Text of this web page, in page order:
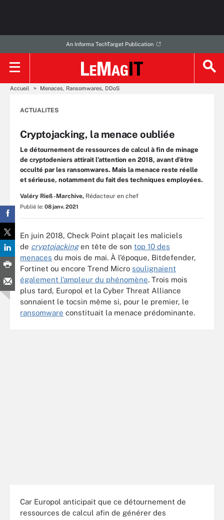
An Informa TechTarget Publication
Accueil Menaces, Ransomwares, DDoS
ACTUALITES
Cryptojacking, la menace oubliée
Le détournement de ressources de calcul à fin de minage
de cryptodeniers attirait l’attention en 2018, avant d’être
occulté par les ransomwares. Mais la menace reste réelle
et sérieuse, notamment du fait des techniques employées.
Valéry Rieß-Marchive, Rédacteur en chef
Publié le: 08 janv. 2021
En juin 2018, Check Point plaçait les maliciels
de cryptojacking en tête de son top 10 des
menaces du mois de mai. À l’époque, Bitdefender,
Fortinet ou encore Trend Micro soulignaient
également l’ampleur du phénomène. Trois mois
plus tard, Europol et la Cyber Threat Alliance
sonnaient le tocsin même si, pour le premier, le
ransomware constituait la menace prédominante.
Car Europol anticipait que ce détournement de
ressources de calcul afin de générer des